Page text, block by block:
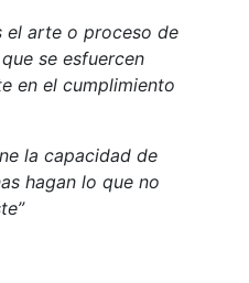
el arte o proceso de
se esfuercen
en el cumplimiento
la capacidad de
hagan lo que no